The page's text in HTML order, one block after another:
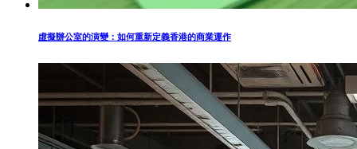
虛擬辦公室的演變：如何重新定義香港的商業運作